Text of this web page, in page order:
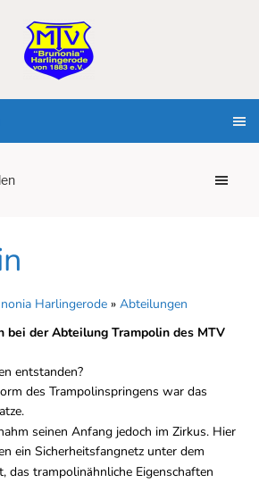
Harlingerode » Abteilungen
der Abteilung Trampolin des MTV
entstanden?
des Trampolinspringens war das
seinen Anfang jedoch im Zirkus. Hier
ein Sicherheitsfangnetz unter dem
das trampolinähnliche Eigenschaften